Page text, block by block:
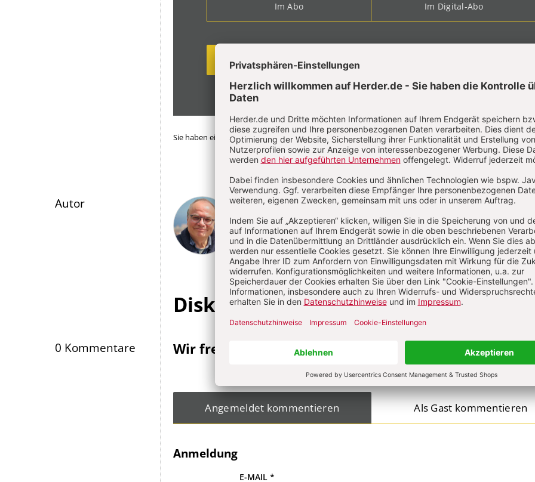
Im Abo Im Digital-Abo
Sie haben ein Abonnement?Anmelden
Überschrift
Autor Jochen Lenz
Diskussion
0 Kommentare Wir freuen uns über Ihren Kommentar
Angemeldet kommentieren Als Gast kommentieren
Anmeldung
E-MAIL*